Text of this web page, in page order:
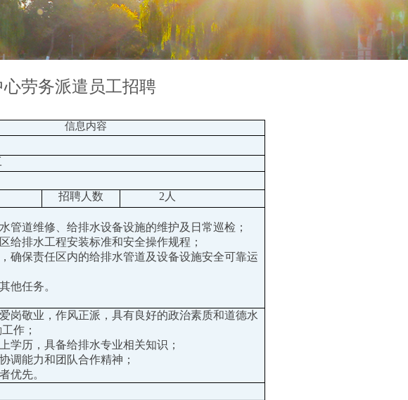
劳务派遣员工招聘
信息内容
招聘人数 2人
管道维修、给排水设备设施的维护及日常巡检；
给排水工程安装标准和安全操作规程；
确保责任区内的给排水管道及设备设施安全可靠运
他任务。
岗敬业，作风正派，具有良好的政治素质和道德水
作；
学历，具备给排水专业相关知识；
调能力和团队合作精神；
优先。